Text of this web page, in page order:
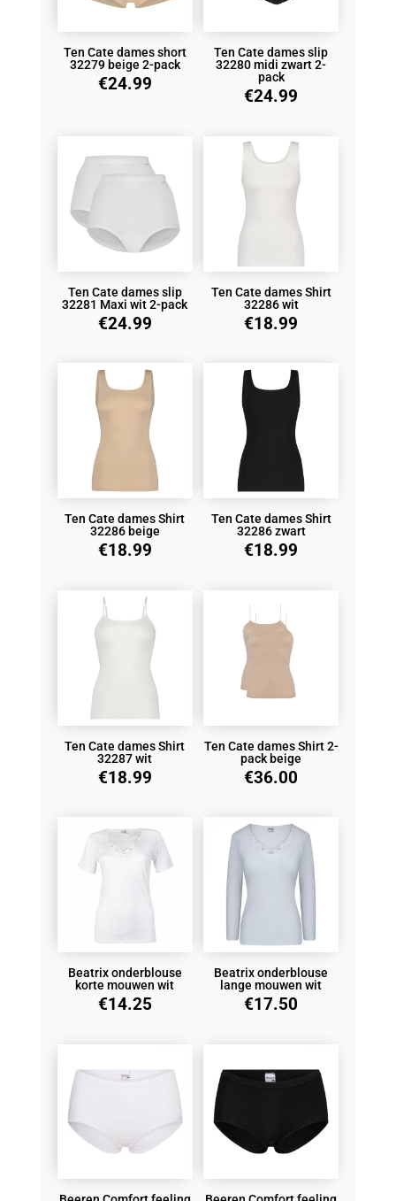
Ten Cate dames short
32279 beige 2-pack
€24.99
Ten Cate dames slip
32280 midi zwart 2-
pack
€24.99
Ten Cate dames slip
32281 Maxi wit 2-pack
€24.99
Ten Cate dames Shirt
32286 wit
€18.99
Ten Cate dames Shirt
32286 beige
€18.99
Ten Cate dames Shirt
32286 zwart
€18.99
Ten Cate dames Shirt
32287 wit
€18.99
Ten Cate dames Shirt 2-
pack beige
€36.00
Beatrix onderblouse
korte mouwen wit
€14.25
Beatrix onderblouse
lange mouwen wit
€17.50